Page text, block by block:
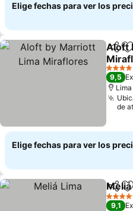
Elige fechas para ver los
Aloft
Ver
4
9,5
Lima
de
Elige fechas para ver los
5
9,1